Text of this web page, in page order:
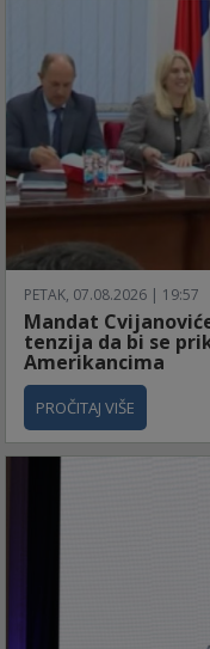
PETAK, 07.08.2026 | 19:57
Mandat
tenzija da bi se
Amerikancima
PROČITAJ VIŠE